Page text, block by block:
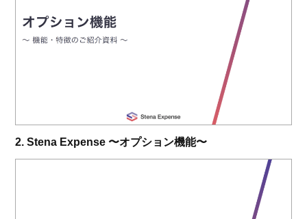
2. Stena Expense 〜オプション機能〜